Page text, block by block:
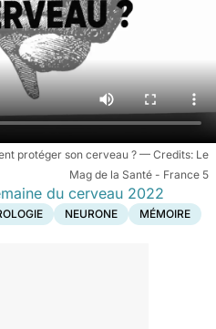
protéger son cerveau ?
Le
Mag de la Santé - France 5
du cerveau 2022
NEURONE MÉMOIRE